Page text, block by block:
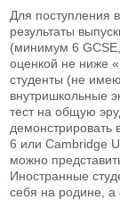
Для поступления
результаты
(минимум 6
оценкой не ниже
студенты (не
внутришкольные
тест на общую
демонстрировать
6 или Cambridge
можно
Иностранные
себя на родине, а